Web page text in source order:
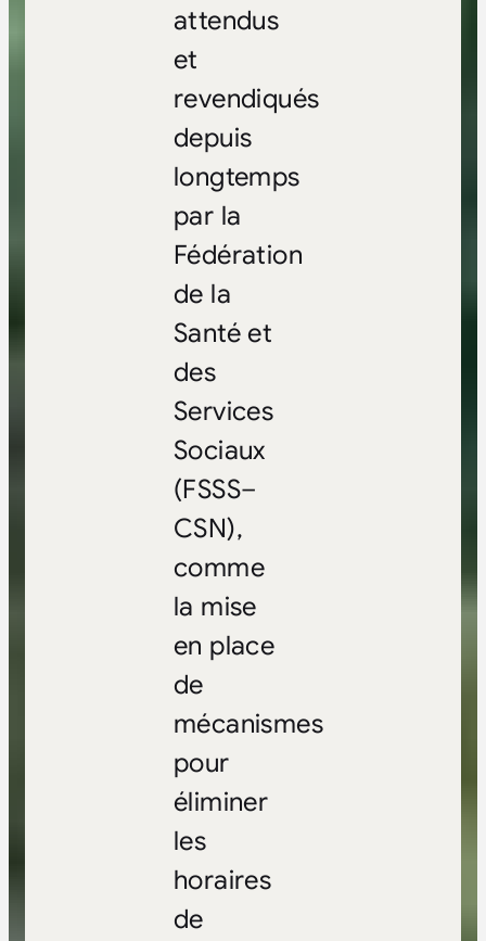
attendus
et
revendiqués
depuis
longtemps
par la
Fédération
de la
Santé et
des
Services
Sociaux
(FSSS–
CSN),
comme
la mise
en place
de
mécanismes
pour
éliminer
les
horaires
de